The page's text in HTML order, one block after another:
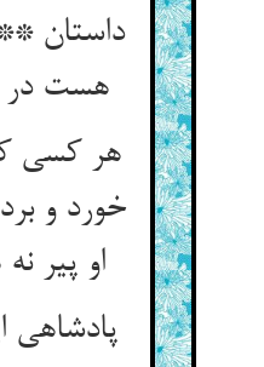
داستان
هست در
هر کسی
خورد و
او پیر
پادشاهی